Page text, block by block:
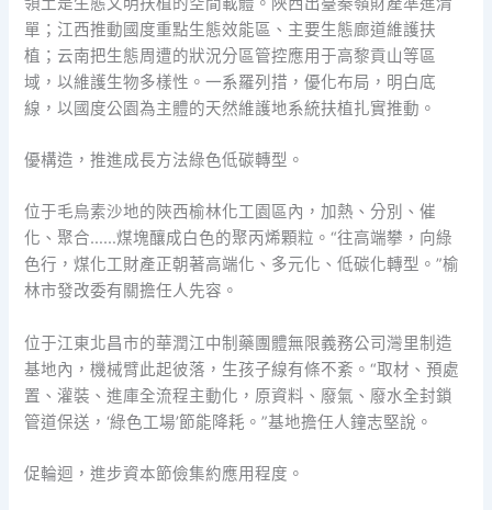
單；江西推動國度重點生態效能區、主要生態廊道維護扶
植；云南把生態周遭的狀況分區管控應用于高黎貢山等區
域，以維護生物多樣性。一系羅列措，優化布局，明白底
線，以國度公園為主體的天然維護地系統扶植扎實推動。
優構造，推進成長方法綠色低碳轉型。
位于毛烏素沙地的陜西榆林化工園區內，加熱、分別、催
化、聚合……煤塊釀成白色的聚丙烯顆粒。“往高端攀，向綠
色行，煤化工財產正朝著高端化、多元化、低碳化轉型。”榆
林市發改委有關擔任人先容。
位于江東北昌市的華潤江中制藥團體無限義務公司灣里制造
基地內，機械臂此起彼落，生孩子線有條不紊。“取材、預處
置、灌裝、進庫全流程主動化，原資料、廢氣、廢水全封鎖
管道保送，‘綠色工場’節能降耗。”基地擔任人鐘志堅說。
促輪迴，進步資本節儉集約應用程度。